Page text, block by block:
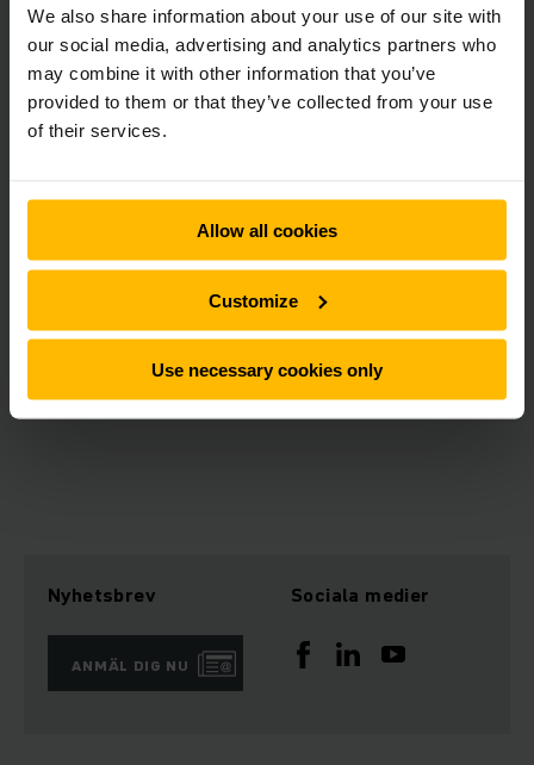
We also share information about your use of our site with
our social media, advertising and analytics partners who
may combine it with other information that you’ve
provided to them or that they’ve collected from your use
of their services.
Allow all cookies
Customize
Use necessary cookies only
Jungheinrich har utvecklat ett modulärt
energilagringssystem för inomhusdrift, särskilt med tanke
på litiumjondrivna truckflottor inne i lager och
produktionsanläggningar. I standardkonfigurationen, ger
systemet laddningskapacitet från 41 till 280 kilowatt-
övervakning säkerställer maximal tillgänglighet. Systemet
kan enkelt integreras till en befintlig infrastruktur eftersom
det använder det befintliga elnätet. Därför kan en i många
undvikas, laddningstoppar reduceras och höga elkostnader
undvikas. Ytterligare användningskoncept så som intelligent
batterihantering, tillhandahållande av energi för det
allmänna elnätet, nödströmslösningar och integrationen av
Nyhetsbrev
ANMÄL DIG NU
Sociala medier